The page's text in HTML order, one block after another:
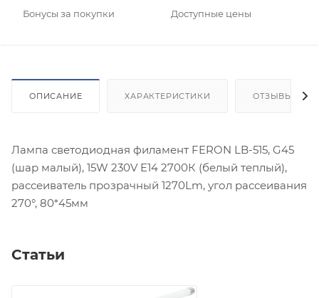
Бонусы за покупки Доступные цены
ОПИСАНИЕ ХАРАКТЕРИСТИКИ ОТЗЫВЫ
Лампа светодиодная филамент FERON LB-515, G45
(шар малый), 15W 230V E14 2700К (белый теплый),
рассеиватель прозрачный 1270Lm, угол рассеивания
270°, 80*45мм
Статьи